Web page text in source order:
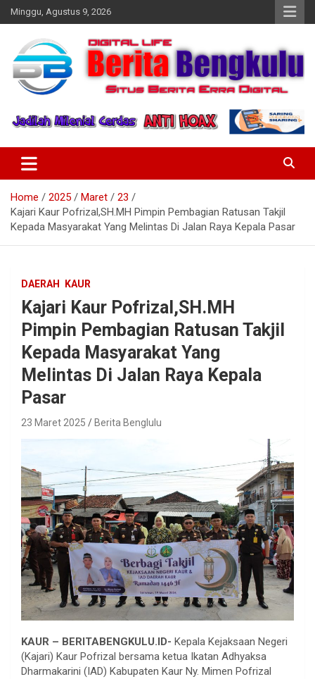
Skip
to
Minggu, Agustus 9, 2026
Beritabengkulu.id
Home 2025 Maret
23
Kajari Kaur Pofrizal,SH.MH Pimpin Pembagian Ratusan Takjil
Kepada Masyarakat Yang Melintas Di Jalan Raya Kepala Pasar
DAERAH KAUR
Kajari Kaur Pofrizal,SH.MH
Pimpin Pembagian Ratusan Takjil
Kepada Masyarakat Yang
Melintas Di Jalan Raya Kepala
Pasar
23 Maret 2025 Berita Benglulu
KAUR – BERITABENGKULU.ID- Kepala Kejaksaan Negeri
(Kajari) Kaur Pofrizal bersama ketua Ikatan Adhyaksa
Dharmakarini (IAD) Kabupaten Kaur Ny. Mimen Pofrizal